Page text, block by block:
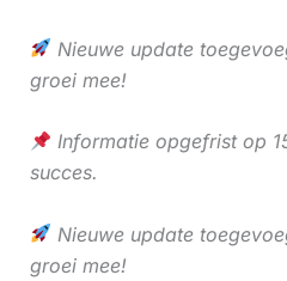
Nieuwe update
groei mee!
Informatie opgefrist op
succes.
Nieuwe update
groei mee!